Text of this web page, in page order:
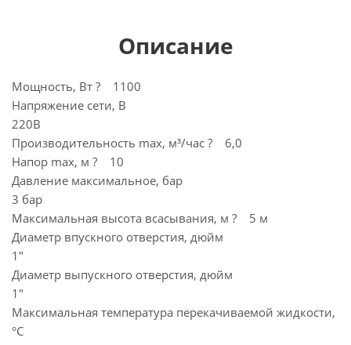
Описание
Мощность, Вт ? 1100
Напряжение сети, В
220В
Производительность max, м³/час ? 6,0
Напор max, м ? 10
Давление максимальное, бар
3 бар
Максимальная высота всасывания, м ? 5 м
Диаметр впускного отверстия, дюйм
1"
Диаметр выпускного отверстия, дюйм
1"
Максимальная температура перекачиваемой жидкости,
°C